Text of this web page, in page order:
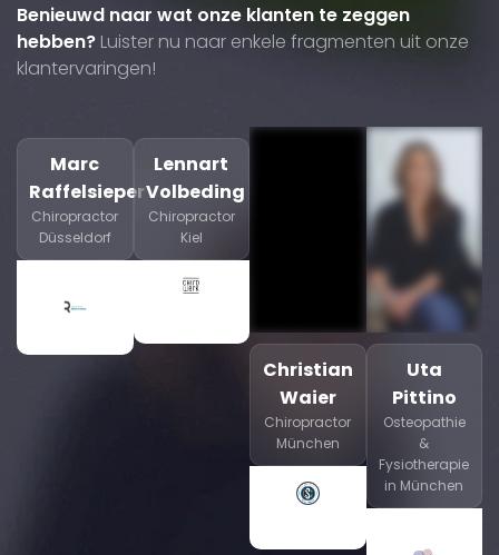
Benieuwd naar wat onze klanten te zeggen
hebben? Luister nu naar enkele fragmenten uit onze
klantervaringen!
Marc
Raffelsieper
Chiropractor
Düsseldorf
Lennart
Volbeding
Chiropractor
Kiel
Christian
Waier
Chiropractor
München
Uta
Pittino
Osteopathie
&
Fysiotherapie
in München